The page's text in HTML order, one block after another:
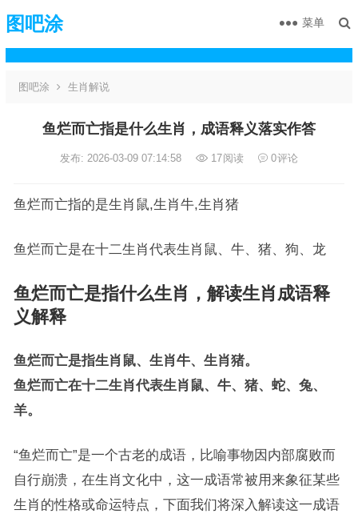
图吧涂 菜单
图吧涂 生肖解说
鱼烂而亡指是什么生肖，成语释义落实作答
发布: 2026-03-09 07:14:58 17阅读 0评论
鱼烂而亡指的是生肖鼠,生肖牛,生肖猪
鱼烂而亡是在十二生肖代表生肖鼠、牛、猪、狗、龙
鱼烂而亡是指什么生肖，解读生肖成语释
义解释
鱼烂而亡是指生肖鼠、生肖牛、生肖猪。
鱼烂而亡在十二生肖代表生肖鼠、牛、猪、蛇、兔、
羊。
“鱼烂而亡”是一个古老的成语，比喻事物因内部腐败而
自行崩溃，在生肖文化中，这一成语常被用来象征某些
生肖的性格或命运特点，下面我们将深入解读这一成语